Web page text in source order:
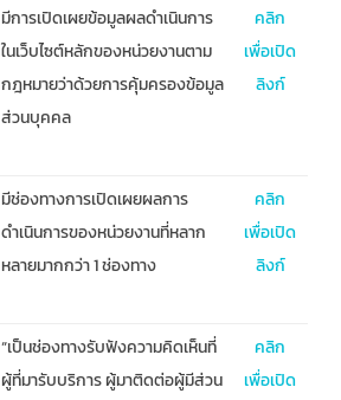
มีการเปิดเผยข้อมูลผลดำเนินการ
ในเว็บไซต์หลักของหน่วยงานตาม
กฎหมายว่าด้วยการคุ้มครองข้อมูล
ส่วนบุคคล
คลิก
เพื่อเปิด
ลิงก์
มีช่องทางการเปิดเผยผลการ
ดำเนินการของหน่วยงานที่หลาก
หลายมากกว่า 1 ช่องทาง
คลิก
เพื่อเปิด
ลิงก์
“เป็นช่องทางรับฟังความคิดเห็นที่
ผู้ที่มารับบริการ ผู้มาติดต่อผู้มีส่วน
คลิก
เพื่อเปิด